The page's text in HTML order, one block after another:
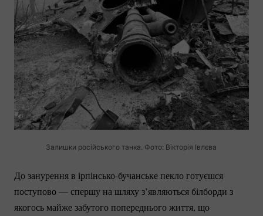
Залишки російського танка. Фото: Вікторія Івлєва
До занурення в ірпінсько-бучанськепекло готуєшся
поступово — спершу на шляху з’являються білборди з
якогось майже забутого попереднього життя, що